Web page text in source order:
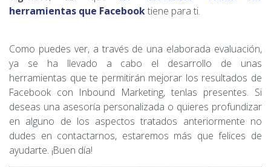
herramientas que Facebooktiene para ti.
Como puedes ver, a través de una elaborada evaluación,
ya se ha llevado a cabo el desarrollo de unas
herramientas que te permitirán mejorar los resultados de
Facebook con Inbound Marketing, tenlas presentes. Si
deseas una asesoría personalizada o quieres profundizar
en alguno de los aspectos tratados anteriormente no
dudes en contactarnos, estaremos más que felices de
ayudarte. ¡Buen día!